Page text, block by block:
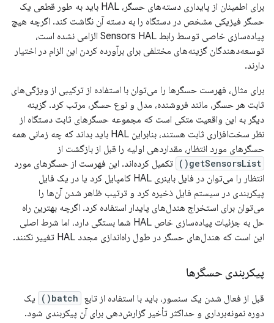
برای اطمینان از پایداری دسته‌های حسگر، HAL باید به طور قطعی یک
حسگر فیزیکی مشخص در دستگاه را به دسته آن نگاشت کند. اگرچه هیچ
پیاده‌سازی خاصی توسط رابط Sensors HAL الزامی نشده است،
توسعه‌دهندگان گزینه‌های مختلفی برای برآورده کردن این الزام در اختیار
دارند.
برای مثال، فهرست حسگرها را می‌توان با استفاده از ترکیبی از ویژگی‌های
ثابت هر حسگر، مانند فروشنده، مدل و نوع حسگر، مرتب کرد. گزینه
دیگر به این واقعیت متکی است که مجموعه حسگرهای ثابت دستگاه از
نظر سخت‌افزاری ثابت هستند، بنابراین HAL باید بداند که چه زمانی همه
حسگرهای مورد انتظار، مقداردهی اولیه را قبل از بازگشت از
getSensorsList()
تکمیل کرده‌اند. این فهرست از حسگرهای مورد
انتظار را می‌توان در فایل باینری HAL کامپایل کرد یا در یک فایل
پیکربندی در سیستم فایل ذخیره کرد و ترتیب ظاهر شدن آن‌ها را
می‌توان برای استخراج هندل‌های پایدار استفاده کرد. اگرچه بهترین راه
حل به جزئیات پیاده‌سازی خاص HAL شما بستگی دارد، اما شرط اصلی
این است که هندل‌های حسگر در طول راه‌اندازی مجدد HAL تغییر نکنند.
پیکربندی حسگرها
قبل از فعال شدن یک سنسور، باید با استفاده از تابع batch()
یک
دوره نمونه‌برداری و حداکثر تأخیر گزارش‌دهی برای آن پیکربندی شود.